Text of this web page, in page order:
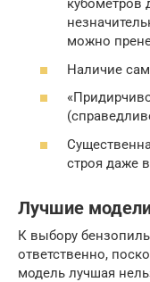
кубометров
можно
Наличие
строя даже
Лучшие
К выбору
ответственно,
модель лучшая